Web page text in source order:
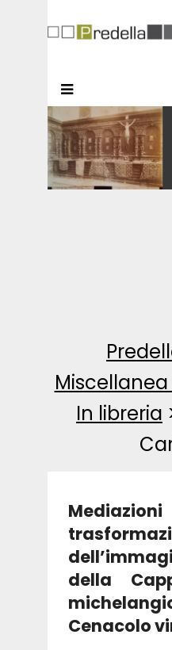
In libreria
della
Cenacolo